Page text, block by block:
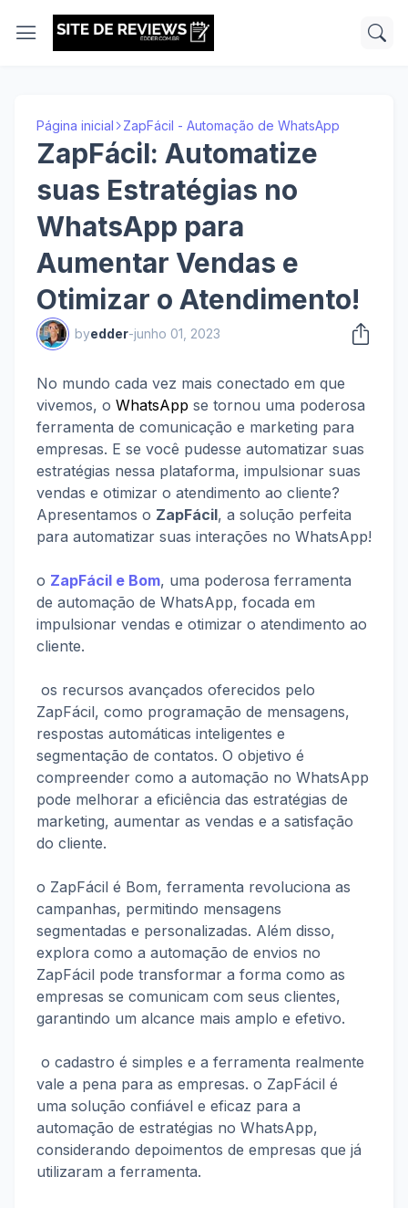
Página inicial ZapFácil - Automação de WhatsApp
ZapFácil: Automatize
suas Estratégias no
WhatsApp para
Aumentar Vendas e
Otimizar o Atendimento!
byedder-junho 01, 2023
No mundo cada vez mais conectado em que
vivemos, o WhatsApp se tornou uma poderosa
ferramenta de comunicação e marketing para
empresas. E se você pudesse automatizar suas
estratégias nessa plataforma, impulsionar suas
vendas e otimizar o atendimento ao cliente?
Apresentamos o ZapFácil, a solução perfeita
para automatizar suas interações no WhatsApp!
o ZapFácil e Bom, uma poderosa ferramenta
de automação de WhatsApp, focada em
impulsionar vendas e otimizar o atendimento ao
cliente.
ZapFácil, como programação de mensagens,
respostas automáticas inteligentes e
segmentação de contatos. O objetivo é
compreender como a automação no WhatsApp
pode melhorar a eficiência das estratégias de
marketing, aumentar as vendas e a satisfação
do cliente.
o ZapFácil é Bom, ferramenta revoluciona as
campanhas, permitindo mensagens
segmentadas e personalizadas. Além disso,
explora como a automação de envios no
ZapFácil pode transformar a forma como as
empresas se comunicam com seus clientes,
garantindo um alcance mais amplo e efetivo.
vale a pena para as empresas. o ZapFácil é
uma solução confiável e eficaz para a
automação de estratégias no WhatsApp,
considerando depoimentos de empresas que já
utilizaram a ferramenta.